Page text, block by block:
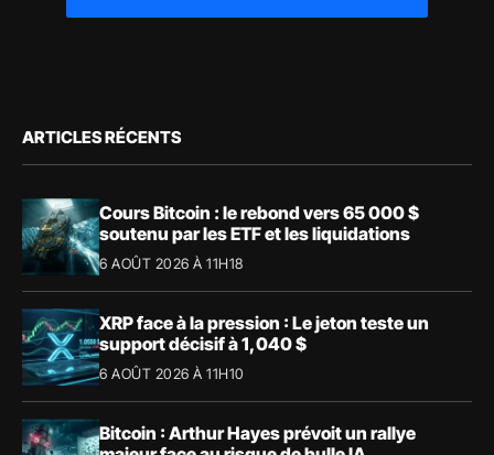
ARTICLES RÉCENTS
Cours Bitcoin : le rebond vers 65 000 $
soutenu par les ETF et les liquidations
6 AOÛT 2026 À 11H18
XRP face à la pression : Le jeton teste un
support décisif à 1,040 $
6 AOÛT 2026 À 11H10
Bitcoin : Arthur Hayes prévoit un rallye